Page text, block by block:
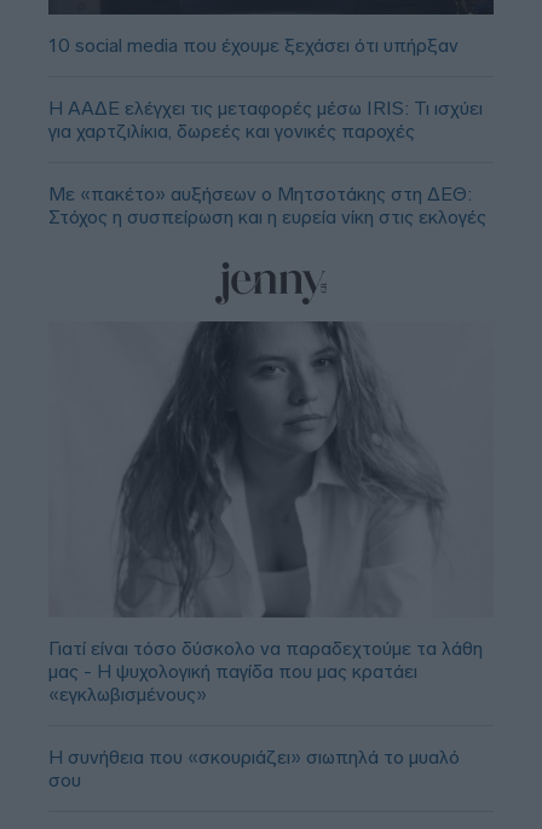
10 social media που έχουμε ξεχάσει ότι υπήρξαν
Η ΑΑΔΕ ελέγχει τις μεταφορές μέσω IRIS: Τι ισχύει
για χαρτζιλίκια, δωρεές και γονικές παροχές
Με «πακέτο» αυξήσεων ο Μητσοτάκης στη ΔΕΘ:
Στόχος η συσπείρωση και η ευρεία νίκη στις εκλογές
Γιατί είναι τόσο δύσκολο να παραδεχτούμε τα λάθη
μας - Η ψυχολογική παγίδα που μας κρατάει
«εγκλωβισμένους»
Η συνήθεια που «σκουριάζει» σιωπηλά το μυαλό
σου